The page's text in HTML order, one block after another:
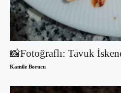
📸Fotoğraflı: Tavuk
Kamile Borucu